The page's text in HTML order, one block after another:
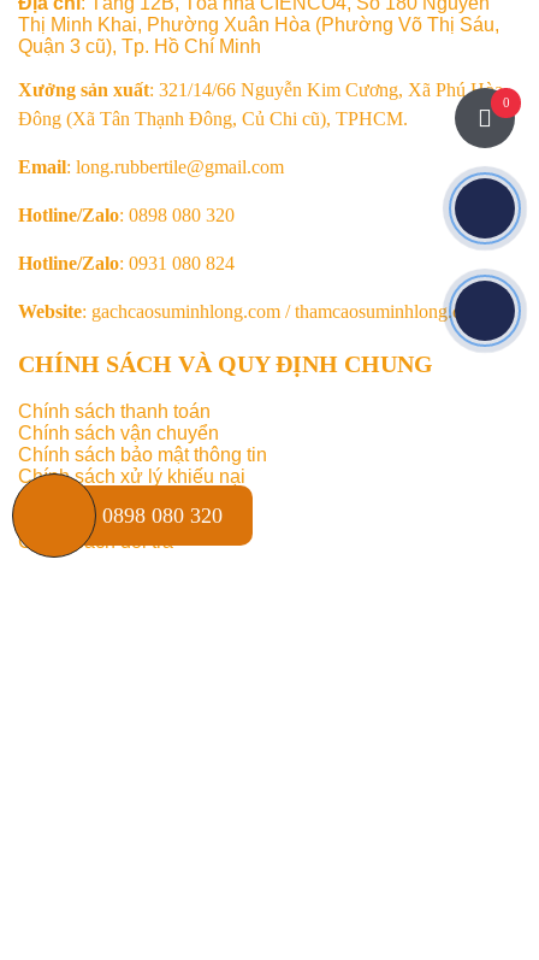
Thị Minh Khai, Phường Xuân Hòa (Phường Võ Thị Sáu,
Quận 3 cũ), Tp. Hồ Chí Minh
Xưởng sản xuất: 321/14/66 Nguyễn Kim Cương, Xã Phú Hòa
Đông (Xã Tân Thạnh Đông, Củ Chi cũ), TPHCM.
Email: long.rubbertile@gmail.com
Hotline/Zalo: 0898 080 320
Hotline/Zalo: 0931 080 824
Website: gachcaosuminhlong.com / thamcaosuminhlong.com
CHÍNH SÁCH VÀ QUY ĐỊNH CHUNG
Chính sách thanh toán
Chính sách vận chuyển
Chính sách bảo mật thông tin
Chính sách xử lý khiếu nại
Chính sách bảo hành
Chính sách kiểm hàng
Chính sách đổi trả
0
0898 080 320